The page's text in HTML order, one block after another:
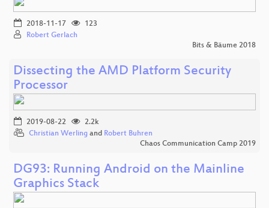
2018-11-17
123
Robert Gerlach
Bits & Bäume 2018
Dissecting the AMD Platform Security
Processor
2019-08-22
2.2k
Christian Werling and Robert Buhren
Chaos Communication Camp 2019
DG93: Running Android on the Mainline
Graphics Stack